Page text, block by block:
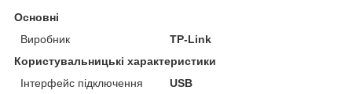
Основні
Виробник
TP-Link
Користувальницькі характеристики
Інтерфейс підключення
USB